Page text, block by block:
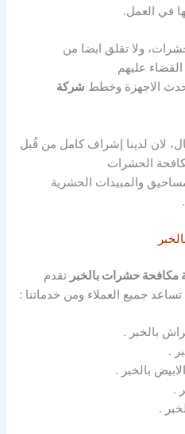
في العمل.
ولا تقلق ايضا من
القضاء عليهم
الاجهزة وخطط شركة
لان لدينا إشراف كامل من قُبل
الحشرات
والمبيدات الحشرية
مكافحة حشرات بالخبر تقدم
جميع العملاء ومن خدماتنا :
بالخبر .
.
بالخبر .
.
.